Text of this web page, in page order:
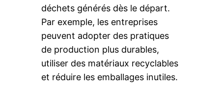
déchets générés dès le départ.
Par exemple, les entreprises
peuvent adopter des pratiques
de production plus durables,
utiliser des matériaux recyclables
et réduire les emballages inutiles.